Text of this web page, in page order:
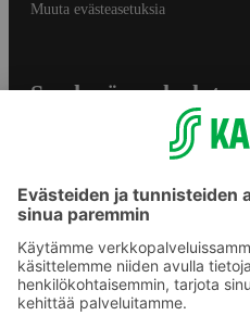
Muuta evästeasetuksia
S-ryhmän palvelut
Yhteishyvä Ruoka -sovellus
S-ostoslista -sovellus
Prisma.fi
Sokos.fi
S-Pankki